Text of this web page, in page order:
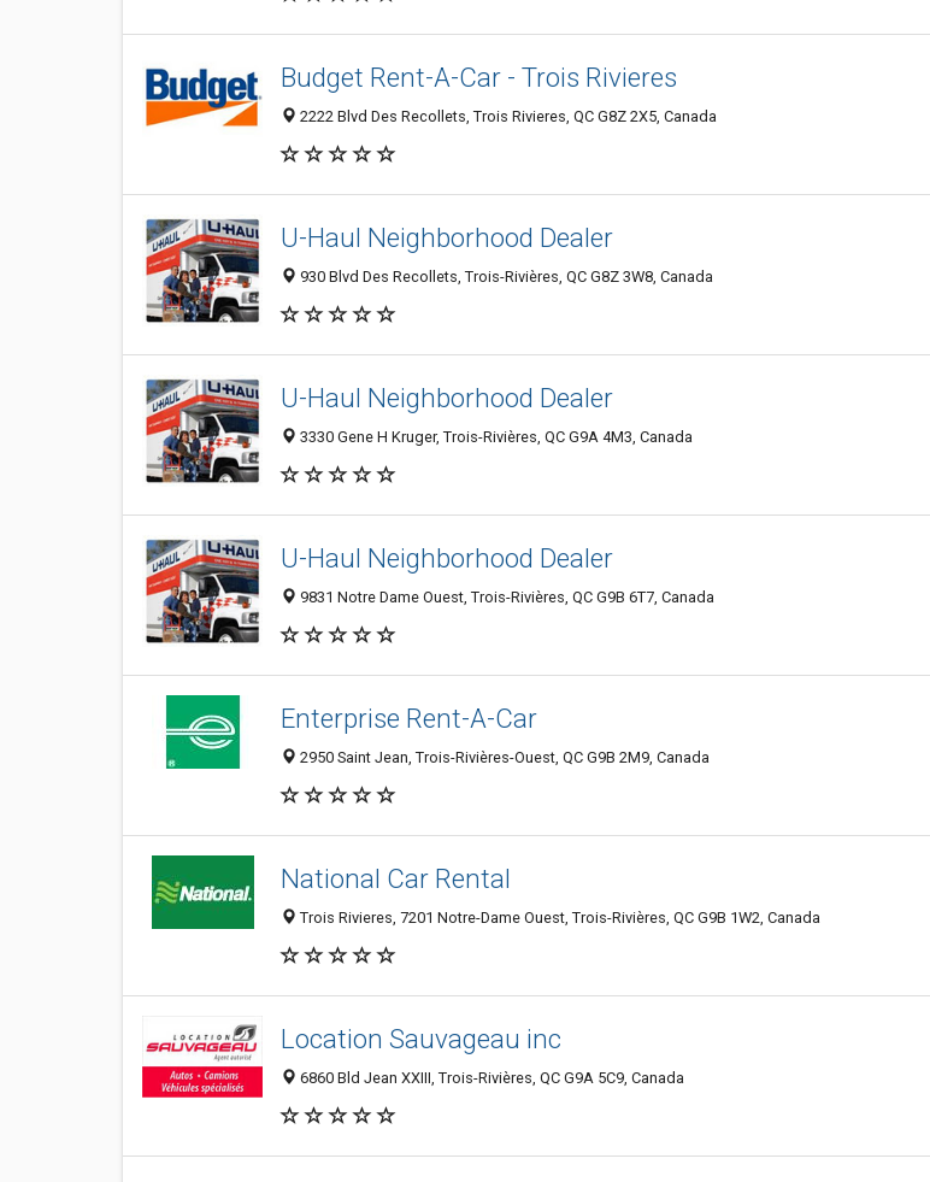
Budget Rent-A-Car - Trois Rivieres
2222 Blvd Des Recollets, Trois Rivieres, QC G8Z 2X5, Canada
U-Haul Neighborhood Dealer
930 Blvd Des Recollets, Trois-Rivières, QC G8Z 3W8, Canada
U-Haul Neighborhood Dealer
3330 Gene H Kruger, Trois-Rivières, QC G9A 4M3, Canada
U-Haul Neighborhood Dealer
9831 Notre Dame Ouest, Trois-Rivières, QC G9B 6T7, Canada
Enterprise Rent-A-Car
2950 Saint Jean, Trois-Rivières-Ouest, QC G9B 2M9, Canada
National Car Rental
Trois Rivieres, 7201 Notre-Dame Ouest, Trois-Rivières, QC G9B 1W2, Canada
Location Sauvageau inc
6860 Bld Jean XXIII, Trois-Rivières, QC G9A 5C9, Canada